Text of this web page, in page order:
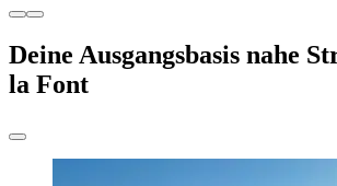
Deine Ausgangsbasis nahe
la Font